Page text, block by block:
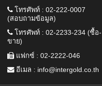
โทรศัพท์ : 02-222-0007
(สอบถามข้อมูล)
โทรศัพท์ : 02-2233-234 (ซื้อ-
ขาย)
แฟกซ์ : 02-2222-046
อีเมล : info@intergold.co.th